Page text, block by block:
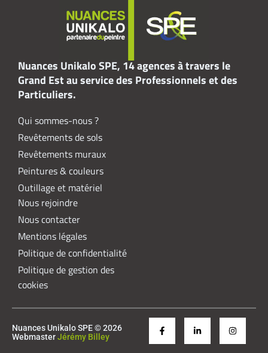
Nuances Unikalo SPE, 14 agences à travers le
Grand Est au service des Professionnels et des
Particuliers.
Qui sommes-nous ?
Revêtements de sols
Revêtements muraux
Peintures & couleurs
Outillage et matériel
Nous rejoindre
Nous contacter
Mentions légales
Politique de confidentialité
Politique de gestion des
cookies
Nuances Unikalo SPE © 2026
WebmasterJérémy Billey